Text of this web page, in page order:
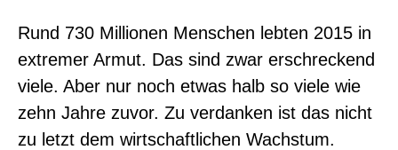
Rund 730 Millionen Menschen lebten 2015 in
extremer Armut. Das sind zwar erschreckend
viele. Aber nur noch etwas halb so viele wie
zehn Jahre zuvor. Zu verdanken ist das nicht
zu letzt dem wirtschaftlichen Wachstum.